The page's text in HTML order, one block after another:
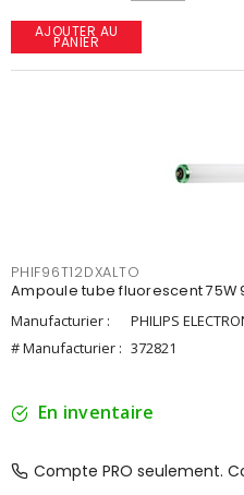
AJOUTER AU
PANIER
PHIF96T12DXALTO
Ampoule tube fluorescent 75W
Manufacturier :
PHILIPS
# Manufacturier : 372821
En inventaire
Compte PRO seulement.